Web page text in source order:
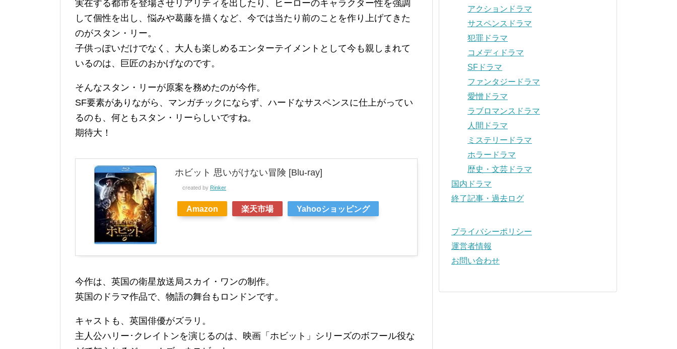
実在する都市を登場させリアリティを出したり、ヒーローのキャラクター性を強調
して個性を出し、悩みや葛藤を描くなど、今では当たり前のことを作り上げてきた
のがスタン・リー。
子供っぽいだけでなく、大人も楽しめるエンターテイメントとして今も親しまれて
いるのは、巨匠のおかげなのです。
そんなスタン・リーが原案を務めたのが今作。
SF要素がありながら、マンガチックにならず、ハードなサスペンスに仕上がってい
るのも、何ともスタン・リーらしいですね。
期待大！
ホビット 思いがけない冒険 [Blu-ray]
created by Rinker
Amazon 楽天市場 Yahooショッピング
今作は、英国の衛星放送局スカイ・ワンの制作。
英国のドラマ作品で、物語の舞台もロンドンです。
キャストも、英国俳優がズラリ。
主人公ハリー･クレイトンを演じるのは、映画「ホビット」シリーズのボフール役な
アクションドラマ
サスペンスドラマ
犯罪ドラマ
コメディドラマ
SFドラマ
ファンタジードラマ
愛憎ドラマ
ラブロマンスドラマ
人間ドラマ
ミステリードラマ
ホラードラマ
歴史・文芸ドラマ
国内ドラマ
終了記事・過去ログ
プライバシーポリシー
運営者情報
お問い合わせ